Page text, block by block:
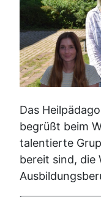
Das
begrüßt beim
talentierte
bereit sind, die